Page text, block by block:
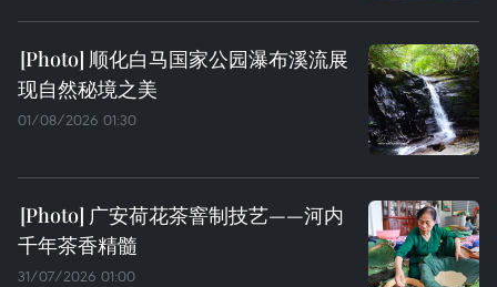
顺化白马国家公园瀑布溪流展
现自然秘境之美
01/08/2026 01:30
广安荷花茶窨制技艺——河内
千年茶香精髓
31/07/2026 01:00